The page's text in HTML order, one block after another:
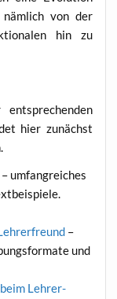
näm­lich von der
hin zu
hier zunächst
umfang­rei­ches
–
und
Leh­rer­